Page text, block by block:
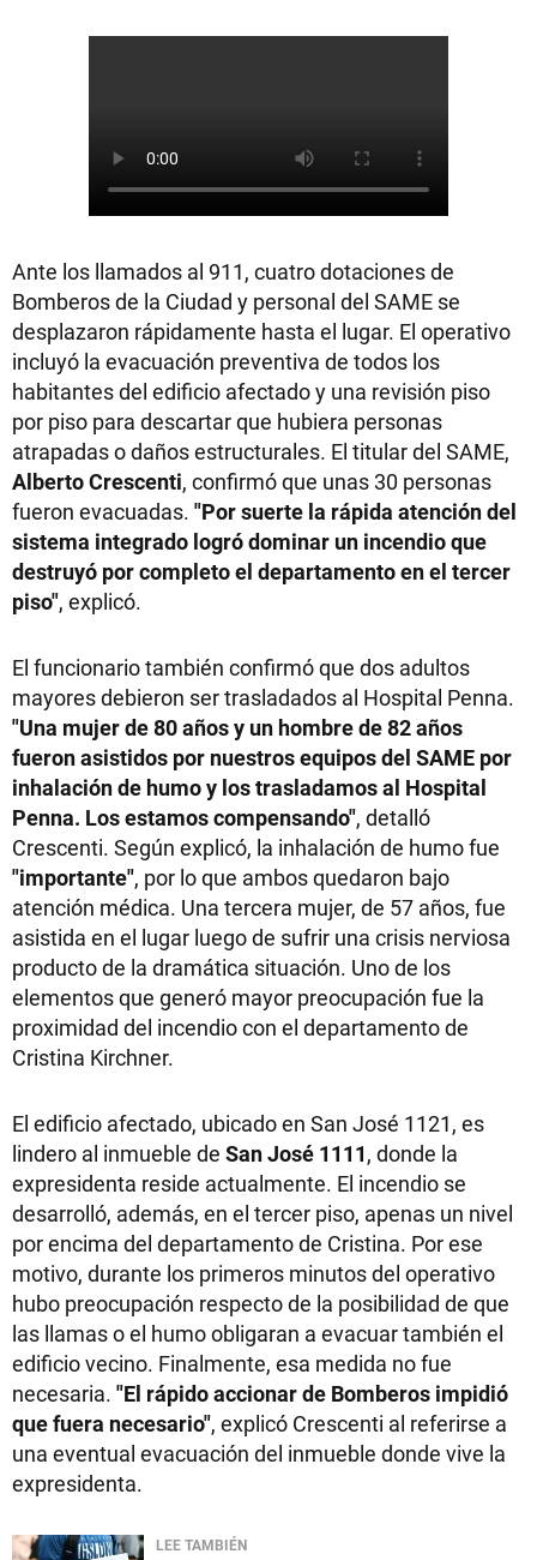
Ante los llamados al 911, cuatro dotaciones de
Bomberos de la Ciudad y personal del SAME se
desplazaron rápidamente hasta el lugar. El operativo
incluyó la evacuación preventiva de todos los
habitantes del edificio afectado y una revisión piso
por piso para descartar que hubiera personas
atrapadas o daños estructurales. El titular del SAME,
Alberto Crescenti, confirmó que unas 30 personas
fueron evacuadas. "Por suerte la rápida atención del
sistema integrado logró dominar un incendio que
destruyó por completo el departamento en el tercer
piso", explicó.
El funcionario también confirmó que dos adultos
mayores debieron ser trasladados al Hospital Penna.
"Una mujer de 80 años y un hombre de 82 años
fueron asistidos por nuestros equipos del SAME por
inhalación de humo y los trasladamos al Hospital
Penna. Los estamos compensando", detalló
Crescenti. Según explicó, la inhalación de humo fue
"importante", por lo que ambos quedaron bajo
atención médica. Una tercera mujer, de 57 años, fue
asistida en el lugar luego de sufrir una crisis nerviosa
producto de la dramática situación. Uno de los
elementos que generó mayor preocupación fue la
proximidad del incendio con el departamento de
Cristina Kirchner.
El edificio afectado, ubicado en San José 1121, es
lindero al inmueble de San José 1111, donde la
expresidenta reside actualmente. El incendio se
desarrolló, además, en el tercer piso, apenas un nivel
por encima del departamento de Cristina. Por ese
motivo, durante los primeros minutos del operativo
hubo preocupación respecto de la posibilidad de que
las llamas o el humo obligaran a evacuar también el
edificio vecino. Finalmente, esa medida no fue
necesaria. "El rápido accionar de Bomberos impidió
que fuera necesario", explicó Crescenti al referirse a
una eventual evacuación del inmueble donde vive la
expresidenta.
LEE TAMBIÉN